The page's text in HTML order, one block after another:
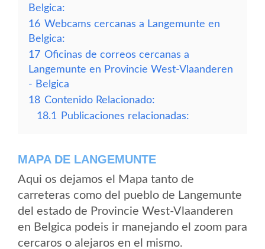
Belgica:
16 Webcams cercanas a Langemunte en
Belgica:
17 Oficinas de correos cercanas a
Langemunte en Provincie West-Vlaanderen
- Belgica
18 Contenido Relacionado:
18.1
Publicaciones relacionadas:
MAPA DE LANGEMUNTE
Aqui os dejamos el Mapa tanto de
carreteras como del pueblo de Langemunte
del estado de Provincie West-Vlaanderen
en Belgica podeis ir manejando el zoom para
cercaros o alejaros en el mismo.